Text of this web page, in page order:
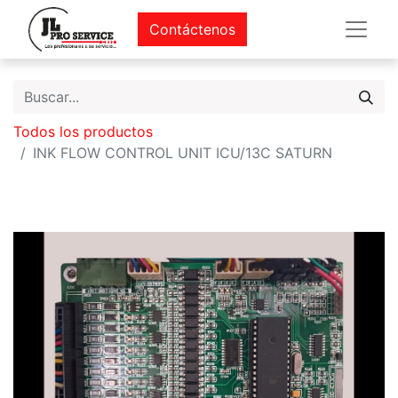
Contáctenos
Todos los productos
INK FLOW CONTROL UNIT ICU/13C SATURN